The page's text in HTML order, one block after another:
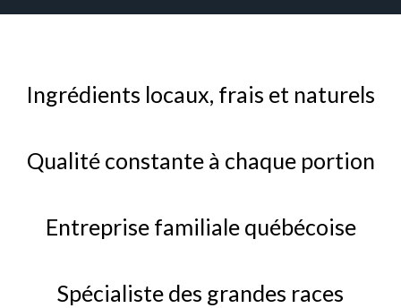
Ingrédients locaux, frais et naturels​
Qualité constante à chaque portion​
Entreprise familiale québécoise​
Spécialiste des grandes races​